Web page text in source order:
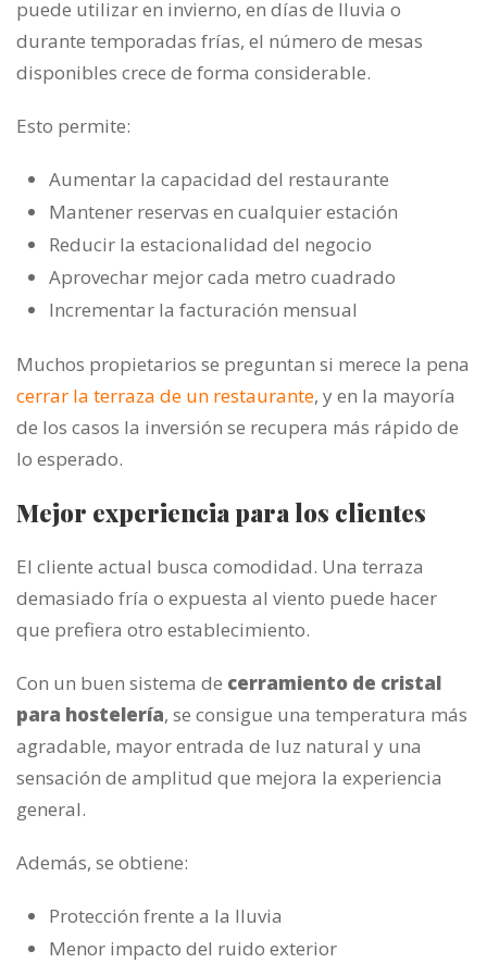
puede utilizar en invierno, en días de lluvia o
durante temporadas frías, el número de mesas
disponibles crece de forma considerable.
Esto permite:
Aumentar la capacidad del restaurante
Mantener reservas en cualquier estación
Reducir la estacionalidad del negocio
Aprovechar mejor cada metro cuadrado
Incrementar la facturación mensual
Muchos propietarios se preguntan si merece la pena
cerrar la terraza de un restaurante, y en la mayoría
de los casos la inversión se recupera más rápido de
lo esperado.
Mejor experiencia para los clientes
El cliente actual busca comodidad. Una terraza
demasiado fría o expuesta al viento puede hacer
que prefiera otro establecimiento.
Con un buen sistema de cerramiento de cristal
para hostelería, se consigue una temperatura más
agradable, mayor entrada de luz natural y una
sensación de amplitud que mejora la experiencia
general.
Además, se obtiene:
Protección frente a la lluvia
Menor impacto del ruido exterior